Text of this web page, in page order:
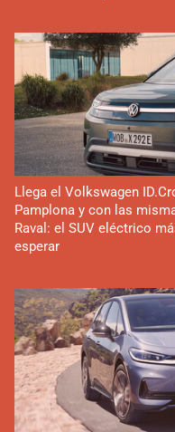
Llega el Volkswagen
Pamplona y con las
Raval: el SUV eléctrico
esperar